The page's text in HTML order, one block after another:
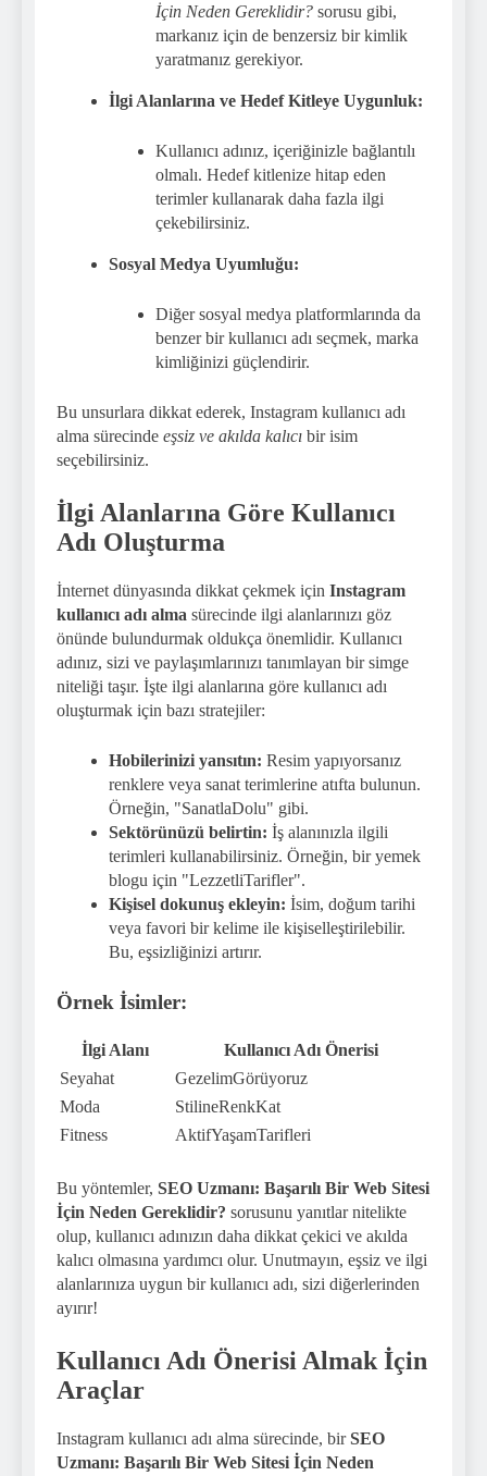
İçin Neden Gereklidir? sorusu gibi,
markanız için de benzersiz bir kimlik
yaratmanız gerekiyor.
İlgi Alanlarına ve Hedef Kitleye Uygunluk:
Kullanıcı adınız, içeriğinizle bağlantılı
olmalı. Hedef kitlenize hitap eden
terimler kullanarak daha fazla ilgi
çekebilirsiniz.
Sosyal Medya Uyumluğu:
Diğer sosyal medya platformlarında da
benzer bir kullanıcı adı seçmek, marka
kimliğinizi güçlendirir.
Bu unsurlara dikkat ederek, Instagram kullanıcı adı
alma sürecinde eşsiz ve akılda kalıcı bir isim
seçebilirsiniz.
İlgi Alanlarına Göre Kullanıcı
Adı Oluşturma
İnternet dünyasında dikkat çekmek için Instagram
kullanıcı adı alma sürecinde ilgi alanlarınızı göz
önünde bulundurmak oldukça önemlidir. Kullanıcı
adınız, sizi ve paylaşımlarınızı tanımlayan bir simge
niteliği taşır. İşte ilgi alanlarına göre kullanıcı adı
oluşturmak için bazı stratejiler:
Hobilerinizi yansıtın: Resim yapıyorsanız
renklere veya sanat terimlerine atıfta bulunun.
Örneğin, "SanatlaDolu" gibi.
Sektörünüzü belirtin: İş alanınızla ilgili
terimleri kullanabilirsiniz. Örneğin, bir yemek
blogu için "LezzetliTarifler".
Kişisel dokunuş ekleyin: İsim, doğum tarihi
veya favori bir kelime ile kişiselleştirilebilir.
Bu, eşsizliğinizi artırır.
Örnek İsimler:
İlgi Alanı
Kullanıcı Adı Önerisi
Seyahat
GezelimGörüyoruz
Moda
StilineRenkKat
Fitness
AktifYaşamTarifleri
Bu yöntemler, SEO Uzmanı: Başarılı Bir Web Sitesi
İçin Neden Gereklidir? sorusunu yanıtlar nitelikte
olup, kullanıcı adınızın daha dikkat çekici ve akılda
kalıcı olmasına yardımcı olur. Unutmayın, eşsiz ve ilgi
alanlarınıza uygun bir kullanıcı adı, sizi diğerlerinden
ayırır!
Kullanıcı Adı Önerisi Almak İçin
Araçlar
Instagram kullanıcı adı alma sürecinde, birSEO
Uzmanı: Başarılı Bir Web Sitesi İçin Neden